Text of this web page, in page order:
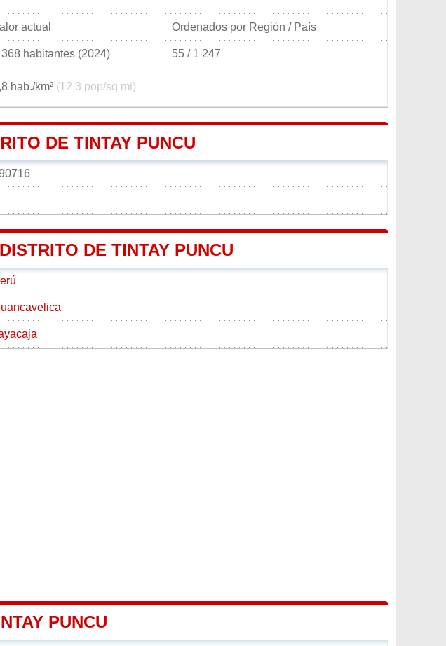
actual Ordenados por Región / País
368 habitantes (2024) 55 / 1 247
hab./km² (12,3 pop/sq mi)
DE TINTAY PUNCU
DE TINTAY PUNCU
PUNCU